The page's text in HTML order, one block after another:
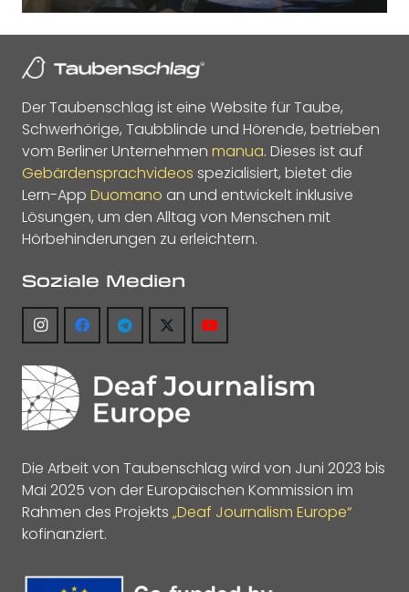
Der Taubenschlag ist eine Website für Taube,
Schwerhörige, Taubblinde und Hörende, betrieben
vom Berliner Unternehmen manua. Dieses ist auf
Gebärdensprachvideos spezialisiert, bietet die
Lern-App Duomano an und entwickelt inklusive
Lösungen, um den Alltag von Menschen mit
Hörbehinderungen zu erleichtern.
Soziale Medien
Die Arbeit von Taubenschlag wird von Juni 2023 bis
Mai 2025 von der Europäischen Kommission im
Rahmen des Projekts „Deaf Journalism Europe“
kofinanziert.